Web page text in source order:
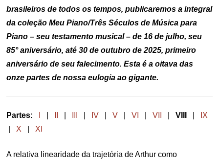
brasileiros de todos os tempos, publicaremos a integral
da coleção Meu Piano/Três Séculos de Música para
Piano – seu testamento musical – de 16 de julho, seu
85° aniversário, até 30 de outubro de 2025, primeiro
aniversário de seu falecimento. Esta é a oitava das
onze partes de nossa eulogia ao gigante.
Partes: IV |V |VI |VII |VIII
IX
X XI
A relativa linearidade da trajetória de Arthur como